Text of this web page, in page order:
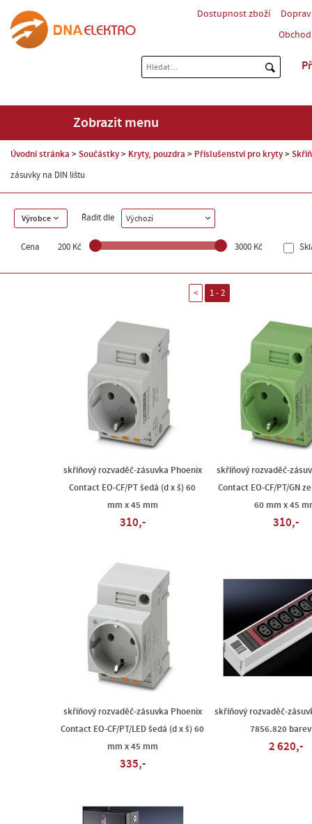
Dostupnost zboží
Zobrazit menu
Úvodní stránka Součástky Kryty, pouzdra Příslušenství pro kryty
zásuvky na DIN lištu
Výrobce Řadit dle Výchozí
Cena 200 Kč 3000 Kč
< 1 - 2
skříňový rozvaděč-zásuvka Phoenix
Contact EO-CF/PT šedá (d x š) 60
mm x 45 mm
310,-
skříňový rozvaděč-
Contact EO-CF/PT/GN
60 mm x 45
310,-
skříňový rozvaděč-zásuvka Phoenix
Contact EO-CF/PT/LED šedá (d x š) 60
mm x 45 mm
335,-
skříňový rozvaděč-
7856.820
2 620,-